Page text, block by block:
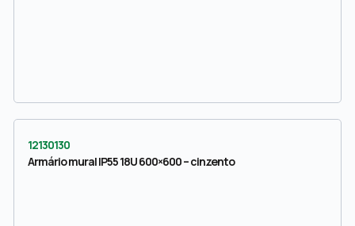
12130130
Armário mural IP55 18U 600×600 – cinzento